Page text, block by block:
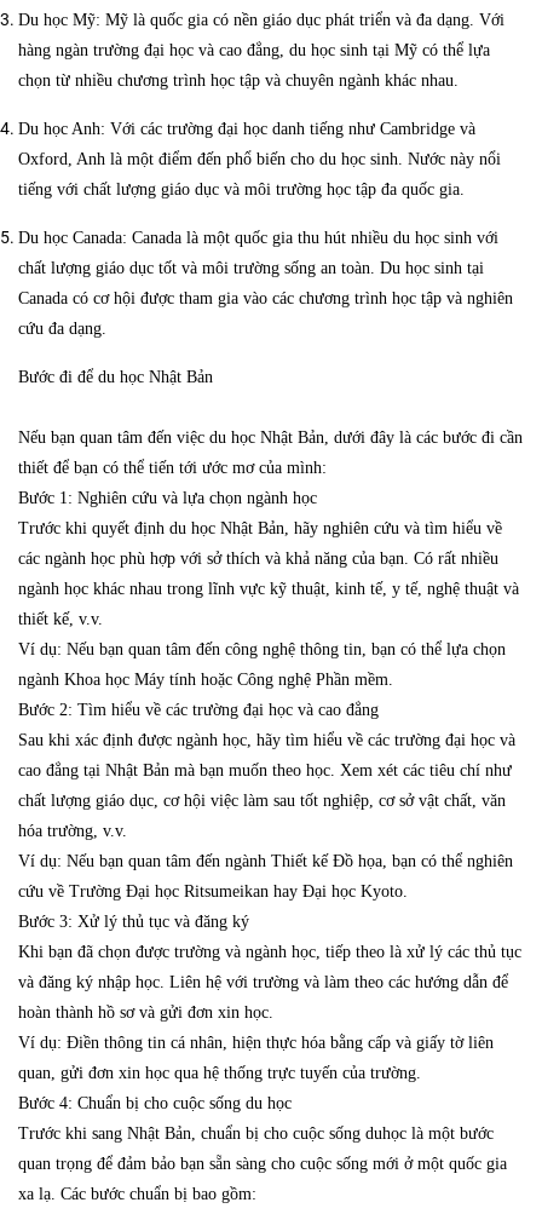
Du học Mỹ: Mỹ là quốc gia có nền giáo dục phát triển và đa dạng. Với
hàng ngàn trường đại học và cao đẳng, du học sinh tại Mỹ có thể lựa
chọn từ nhiều chương trình học tập và chuyên ngành khác nhau.
Du học Anh: Với các trường đại học danh tiếng như Cambridge và
Oxford, Anh là một điểm đến phổ biến cho du học sinh. Nước này nổi
tiếng với chất lượng giáo dục và môi trường học tập đa quốc gia.
Du học Canada: Canada là một quốc gia thu hút nhiều du học sinh với
chất lượng giáo dục tốt và môi trường sống an toàn. Du học sinh tại
Canada có cơ hội được tham gia vào các chương trình học tập và nghiên
cứu đa dạng.
Bước đi để du học Nhật Bản
Nếu bạn quan tâm đến việc du học Nhật Bản, dưới đây là các bước đi cần
thiết để bạn có thể tiến tới ước mơ của mình:
Bước 1: Nghiên cứu và lựa chọn ngành học
Trước khi quyết định du học Nhật Bản, hãy nghiên cứu và tìm hiểu về
các ngành học phù hợp với sở thích và khả năng của bạn. Có rất nhiều
ngành học khác nhau trong lĩnh vực kỹ thuật, kinh tế, y tế, nghệ thuật và
thiết kế, v.v.
Ví dụ: Nếu bạn quan tâm đến công nghệ thông tin, bạn có thể lựa chọn
ngành Khoa học Máy tính hoặc Công nghệ Phần mềm.
Bước 2: Tìm hiểu về các trường đại học và cao đẳng
Sau khi xác định được ngành học, hãy tìm hiểu về các trường đại học và
cao đẳng tại Nhật Bản mà bạn muốn theo học. Xem xét các tiêu chí như
chất lượng giáo dục, cơ hội việc làm sau tốt nghiệp, cơ sở vật chất, văn
hóa trường, v.v.
Ví dụ: Nếu bạn quan tâm đến ngành Thiết kế Đồ họa, bạn có thể nghiên
cứu về Trường Đại học Ritsumeikan hay Đại học Kyoto.
Bước 3: Xử lý thủ tục và đăng ký
Khi bạn đã chọn được trường và ngành học, tiếp theo là xử lý các thủ tục
và đăng ký nhập học. Liên hệ với trường và làm theo các hướng dẫn để
hoàn thành hồ sơ và gửi đơn xin học.
Ví dụ: Điền thông tin cá nhân, hiện thực hóa bằng cấp và giấy tờ liên
quan, gửi đơn xin học qua hệ thống trực tuyến của trường.
Bước 4: Chuẩn bị cho cuộc sống du học
Trước khi sang Nhật Bản, chuẩn bị cho cuộc sống duhọc là một bước
quan trọng để đảm bảo bạn sẵn sàng cho cuộc sống mới ở một quốc gia
xa lạ. Các bước chuẩn bị bao gồm: